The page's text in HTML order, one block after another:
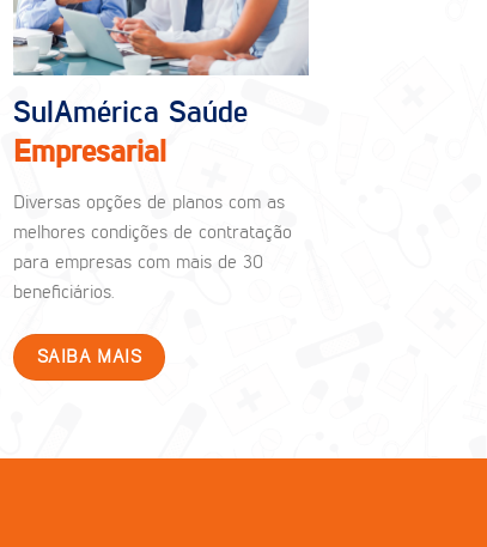
SulAmérica Saúde
Empresarial
Diversas opções de planos com as
melhores condições de contratação
para empresas com mais de 30
beneficiários.
SAIBA MAIS